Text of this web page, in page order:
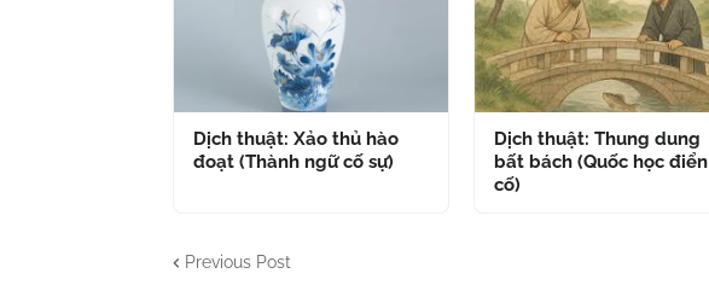
Dịch thuật: Xảo thủ hào
đoạt (Thành ngữ cố sự)
Dịch thuật: Thung dung
bất bách (Quốc học điển
cố)
Previous Post